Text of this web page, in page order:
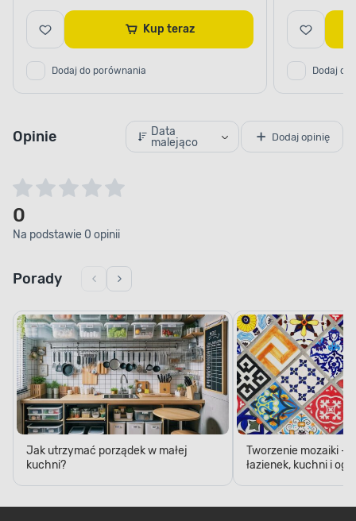
Kup teraz
Dodaj do porównania Dodaj do
Opinie
Data
malejąco
Dodaj opinię
0
Na podstawie 0 opinii
Porady
Jak utrzymać porządek w małej
kuchni?
Tworzenie mozaiki -
łazienek, kuchni i